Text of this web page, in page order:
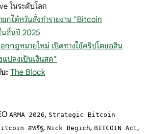
ในระดับโลก
กไต้หวันสั่งทำรายงาน "Bitcoin
นสิ้นปี 2025
กกฎหมายใหม่ เปิดทางใช้คริปโตขอสิน
แปลงเป็นเงินสด"
: The Block
ARMA 2026, Strategic Bitcoin
สหรัฐ, Nick Begich, BITCOIN Act,